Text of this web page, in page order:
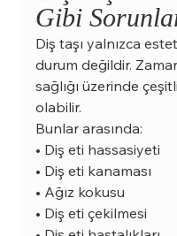
Gibi
Diş taşı yalnızca
durum değildir.
sağlığı üzerinde
olabilir.
Bunlar arasında:
• Diş eti hassasiyeti
• Diş eti kanaması
• Ağız kokusu
• Diş eti çekilmesi